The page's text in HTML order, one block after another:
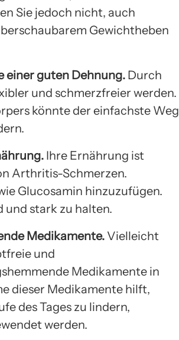
Sie jedoch nicht, auch
Gewichtheben
einer guten Dehnung. Durch
und schmerzfreier werden.
könnte der einfachste Weg
Ihre Ernährung ist
Arthritis-Schmerzen.
Glucosamin hinzuzufügen.
und stark zu halten.
Medikamente. Vielleicht
und
Medikamente in
dieser Medikamente hilft,
des Tages zu lindern,
werden.